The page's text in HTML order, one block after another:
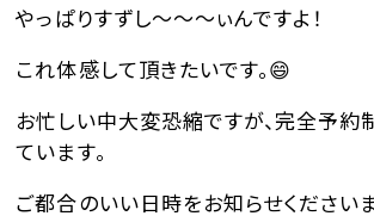
やっぱりすずし～～～ぃんですよ！
これ体感して頂きたいです。😄
お忙しい中大変恐縮ですが、完全予約
ています。
ご都合のいい日時をお知らせくださいま